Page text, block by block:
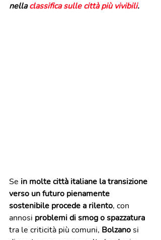
nella classifica sulle città più vivibili.
Se in molte città italiane la transizione
verso un futuro pienamente
sostenibile procede a rilento, con
annosi problemi di smog o spazzatura
tra le criticità più comuni, Bolzano si